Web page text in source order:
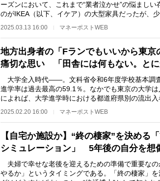
ーズンにおいて、これまで“業者泣かせ”の悩ましい
のがIKEA（以下、イケア）の大型家具だったが、
2025.03.13 16:00 マネーポストWEB
地方出身者の「Fランでもいいから東京
痛切な思い 「田舎には何もない。と
大学全入時代――。文科省令和6年度学校基本調
進学率は過去最高の59.1％。なかでも東京の大学
によれば、大学進学時における都道府県別の流出入
2025.02.20 16:00 マネーポストWEB
【自宅か施設か】“終の棲家”を決める
シミュレーション」 5年後の自分を想
夫婦で幸せな老後を迎えるための準備で重要なの
やるか」というタイミングである。「終の棲家」